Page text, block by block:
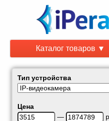
Каталог товаров ▼
Тип устройства
Цена
—
р.